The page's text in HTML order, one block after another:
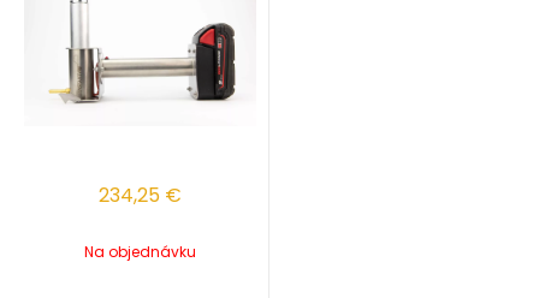
234,25 €
Na objednávku